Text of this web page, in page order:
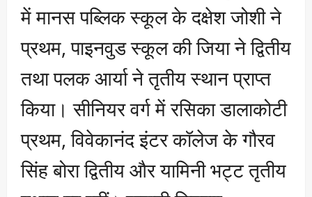
में मानस पब्लिक स्कूल के दक्षेश जोशी ने
प्रथम, पाइनवुड स्कूल की जिया ने द्वितीय
तथा पलक आर्या ने तृतीय स्थान प्राप्त
किया। सीनियर वर्ग में रसिका डालाकोटी
प्रथम, विवेकानंद इंटर कॉलेज के गौरव
सिंह बोरा द्वितीय और यामिनी भट्ट तृतीय